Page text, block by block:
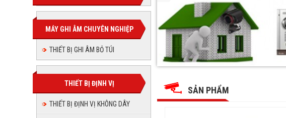
MÁY GHI ÂM CHUYÊN NGHIỆP
THIẾT BỊ GHI ÂM BỎ TÚI
THIẾT BỊ ĐỊNH VỊ
THIẾT BỊ ĐỊNH VỊ KHÔNG DÂY
VDT
135AHD
VDT
135AHD
3.0mp
VDT
135AHD
3.0mp
VDT
135AHD
3.0mp
VDT
3.0mp
VDT
3.0mp
SẢN PHẨM